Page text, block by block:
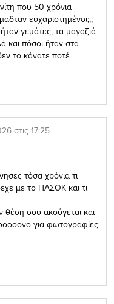
που 50 χρόνια
ευχαριστημένοι;;;
γεμάτες, τα μαγαζιά
και πόσοι ήταν στα
το κάνατε ποτέ
στις 17:25
τόσα χρόνια τι
με το ΠΑΣΟΚ και τι
θέση σου ακούγεται και
για φωτογραφίες